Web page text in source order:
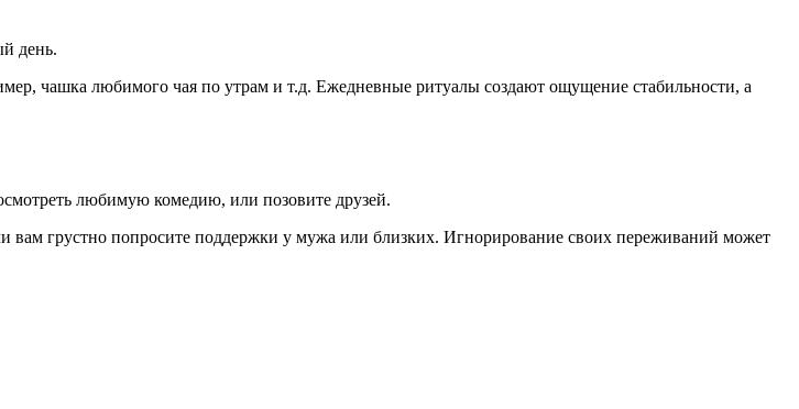
день.
чашка любимого чая по утрам и т.д. Ежедневные ритуалы создают ощущение стабильности, а
любимую комедию, или позовите друзей.
вам грустно попросите поддержки у мужа или близких. Игнорирование своих переживаний может